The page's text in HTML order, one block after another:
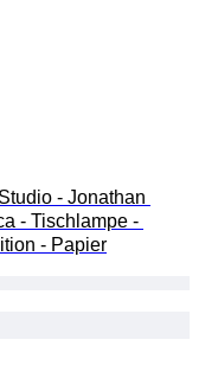
- Jonathan
- Tischlampe -
- Papier